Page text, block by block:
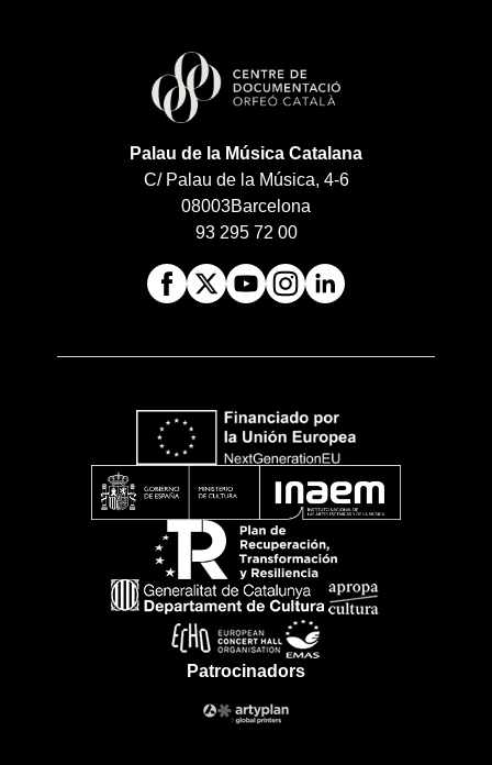
Palau de la Música Catalana
C/ Palau de la Música, 4-6
08003Barcelona
93 295 72 00
Patrocinadors